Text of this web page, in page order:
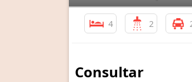
4 2
Consultar